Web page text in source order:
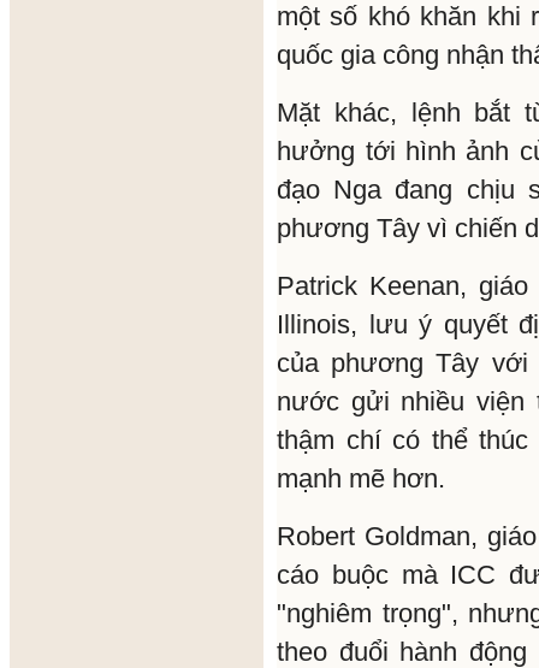
một số khó khăn khi
quốc gia công nhận
Mặt khác, lệnh bắt
hưởng tới hình ảnh
đạo Nga đang chịu
phương Tây vì chiến
Patrick Keenan,
Illinois, lưu ý quyết
của phương Tây với
nước gửi nhiều viện
thậm chí có thể
mạnh mẽ hơn.
Robert Goldman,
cáo buộc mà ICC
"nghiêm trọng",
theo đuổi hành